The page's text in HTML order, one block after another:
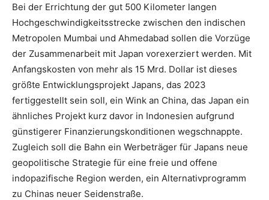
Bei der Errichtung der gut 500 Kilometer langen
Hochgeschwindigkeitsstrecke zwischen den indischen
Metropolen Mumbai und Ahmedabad sollen die Vorzüge
der Zusammenarbeit mit Japan vorexerziert werden. Mit
Anfangskosten von mehr als 15 Mrd. Dollar ist dieses
größte Entwicklungsprojekt Japans, das 2023
fertiggestellt sein soll, ein Wink an China, das Japan ein
ähnliches Projekt kurz davor in Indonesien aufgrund
günstigerer Finanzierungskonditionen wegschnappte.
Zugleich soll die Bahn ein Werbeträger für Japans neue
geopolitische Strategie für eine freie und offene
indopazifische Region werden, ein Alternativprogramm
zu Chinas neuer Seidenstraße.